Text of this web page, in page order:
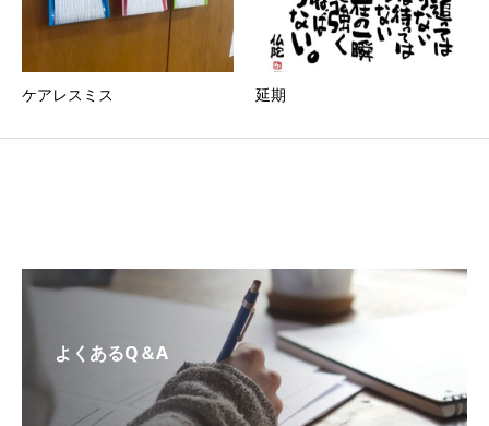
ケアレスミス 延期
よくあるQ＆A